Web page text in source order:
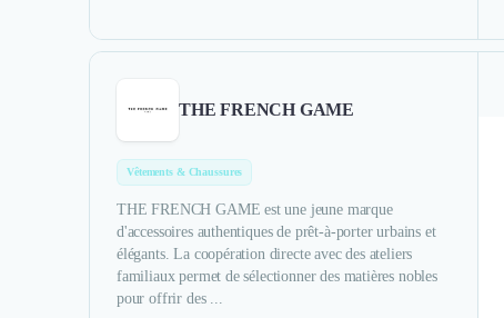
THE FRENCH GAME
Vêtements & Chaussures
THE FRENCH GAME est une jeune marque
d'accessoires authentiques de prêt-à-porter urbains et
élégants. La coopération directe avec des ateliers
familiaux permet de sélectionner des matières nobles
pour offrir des ...